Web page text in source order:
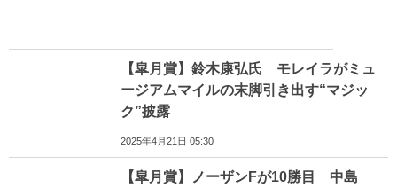
【皐月賞】鈴木康弘氏 モレイラがミュ
ージアムマイルの末脚引き出す“マジッ
ク”披露
2025年4月21日 05:30
【皐月賞】ノーザンFが10勝目 中島